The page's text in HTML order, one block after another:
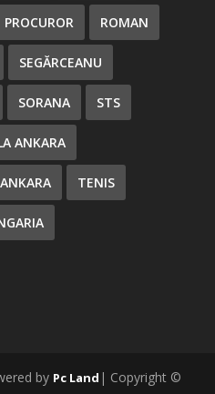
PROCUROR ROMAN
SEGĂRCEANU
SORANA STS
ANKARA
TENIS
by Pc Land | Copyright ©